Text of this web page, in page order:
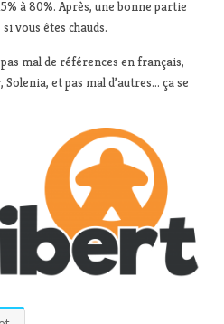
à 80%. Après, une bonne partie
vous êtes chauds.
mal de références en français,
et pas mal d’autres… ça se